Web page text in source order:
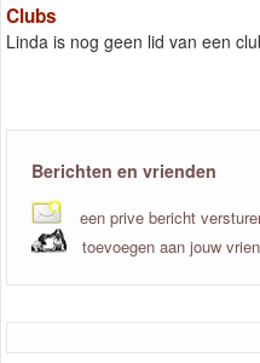
Clubs
Linda is nog geen lid van een
Berichten en vrienden
een prive bericht
toevoegen aan jouw